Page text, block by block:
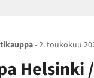
-2. toukokuu
Helsinki